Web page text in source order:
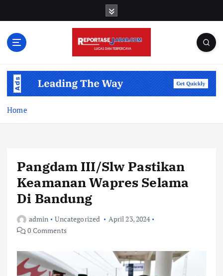
Home
Pangdam III/Slw Pastikan
Keamanan Wapres Selama
Di Bandung
admin Uncategorized
April 23, 2024
0 Comments